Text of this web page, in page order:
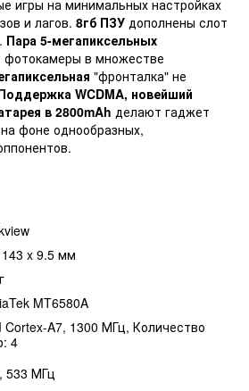
игры на минимальных настройках
и лагов. 8гб ПЗУ дополнены слот
Пара 5-мегапиксельных
фотокамеры в множестве
"фронталка" не
WCDMA, новейший
в 2800mAh делают гаджет
фоне однообразных,
x 9.5 мм
MT6580A
Cortex-A7, 1300 МГц, Количество
4
533 МГц